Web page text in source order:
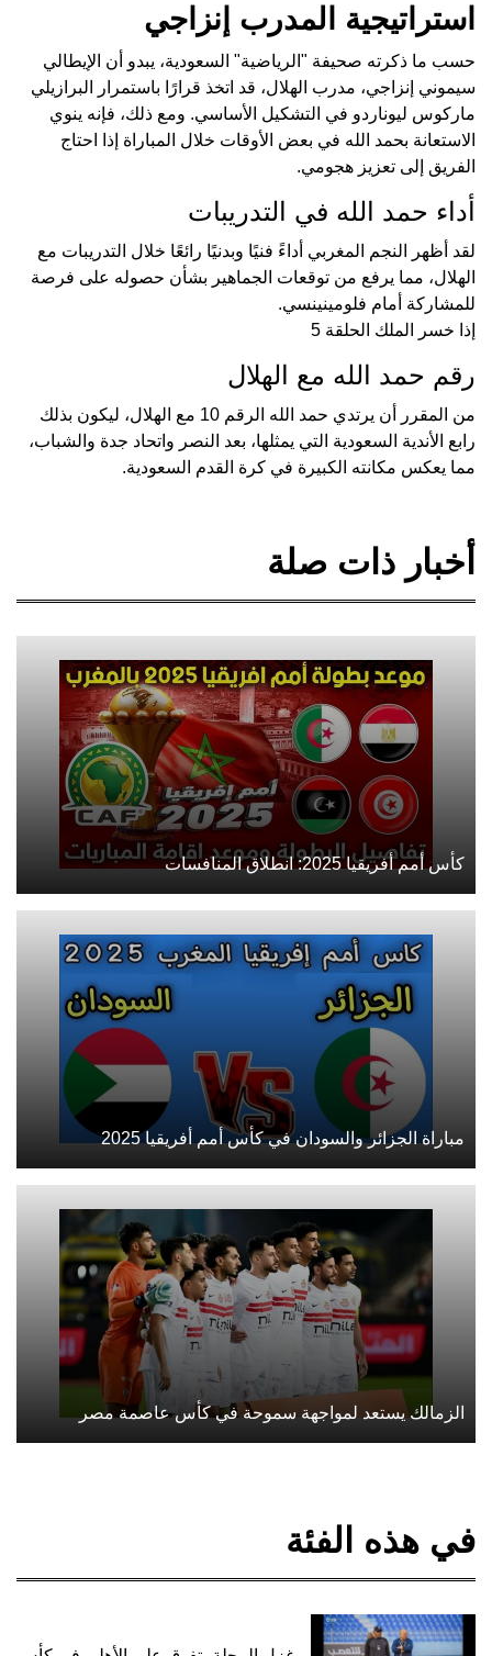
استراتيجية المدرب إنزاجي
حسب ما ذكرته صحيفة "الرياضية" السعودية، يبدو أن الإيطالي
سيموني إنزاجي، مدرب الهلال، قد اتخذ قرارًا باستمرار البرازيلي
ماركوس ليوناردو في التشكيل الأساسي. ومع ذلك، فإنه ينوي
الاستعانة بحمد الله في بعض الأوقات خلال المباراة إذا احتاج
الفريق إلى تعزيز هجومي.
أداء حمد الله في التدريبات
لقد أظهر النجم المغربي أداءً فنيًا وبدنيًا رائعًا خلال التدريبات مع
الهلال، مما يرفع من توقعات الجماهير بشأن حصوله على فرصة
للمشاركة أمام فلومينينسي.
إذا خسر الملك الحلقة 5
رقم حمد الله مع الهلال
من المقرر أن يرتدي حمد الله الرقم 10 مع الهلال، ليكون بذلك
رابع الأندية السعودية التي يمثلها، بعد النصر واتحاد جدة والشباب،
مما يعكس مكانته الكبيرة في كرة القدم السعودية.
أخبار ذات صلة
كأس أمم أفريقيا 2025: انطلاق المنافسات
مباراة الجزائر والسودان في كأس أمم أفريقيا 2025
الزمالك يستعد لمواجهة سموحة في كأس عاصمة مصر
في هذه الفئة